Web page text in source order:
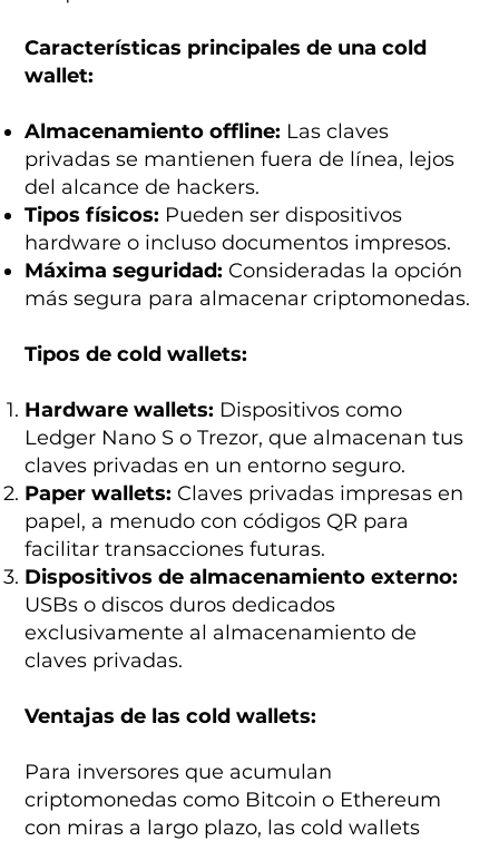
Características principales de una cold
wallet:
Almacenamiento offline: Las claves
privadas se mantienen fuera de línea, lejos
del alcance de hackers.
Tipos físicos: Pueden ser dispositivos
hardware o incluso documentos impresos.
Máxima seguridad: Consideradas la opción
más segura para almacenar criptomonedas.
Tipos de cold wallets:
Hardware wallets: Dispositivos como
Ledger Nano S o Trezor, que almacenan tus
claves privadas en un entorno seguro.
Paper wallets: Claves privadas impresas en
papel, a menudo con códigos QR para
facilitar transacciones futuras.
Dispositivos de almacenamiento externo:
USBs o discos duros dedicados
exclusivamente al almacenamiento de
claves privadas.
Ventajas de las cold wallets:
Para inversores que acumulan
criptomonedas como Bitcoin o Ethereum
con miras a largo plazo, las cold wallets